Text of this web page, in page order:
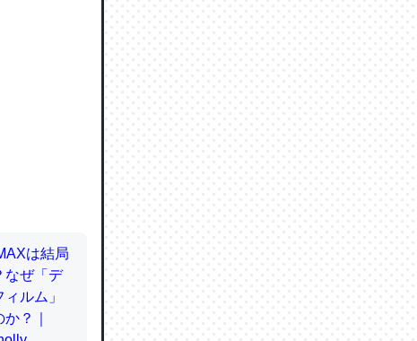
ずっと前
ど分かり